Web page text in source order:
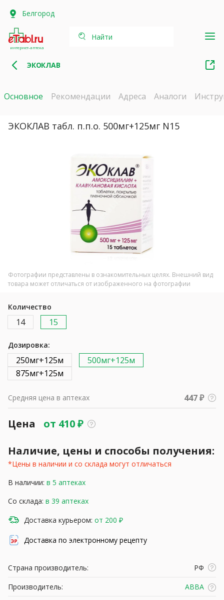
Белгород
интернет-аптека
Найти
ЭКОКЛАВ
Основное Рекомендации Адреса Аналоги
ЭКОКЛАВ табл. п.п.о. 500мг+125мг N15
Фотографии представлены в ознакомительных целях. Внешний вид
товара может отличаться от изображенного на фотографии
Количество
14 15
Дозировка:
250мг+125м
500мг+125м
875мг+125м
Средняя цена в аптеках 447 ₽
Цена от 410₽
Наличие, цены и способы получения:
*Цены в наличии и со склада могут отличаться
В наличии: в 5 аптеках
Со склада: в 39 аптеках
Доставка курьером: от 200 ₽
Доставка по электронному рецепту
Страна производитель:
РФ
Производитель:
АВВА